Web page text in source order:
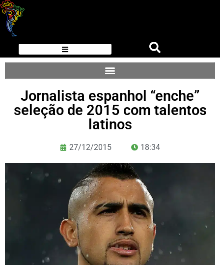
Jornalista espanhol “enche”
seleção de 2015 com talentos
latinos
27/12/2015 18:34